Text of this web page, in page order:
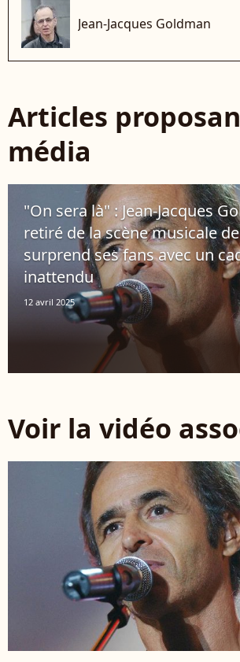
Jean-Jacques Goldman
Articles
média
"On sera là" : Jean-Jacques
retiré de la scène musicale
surprend ses fans avec un
inattendu
12 avril 2025
Voir la vidéo